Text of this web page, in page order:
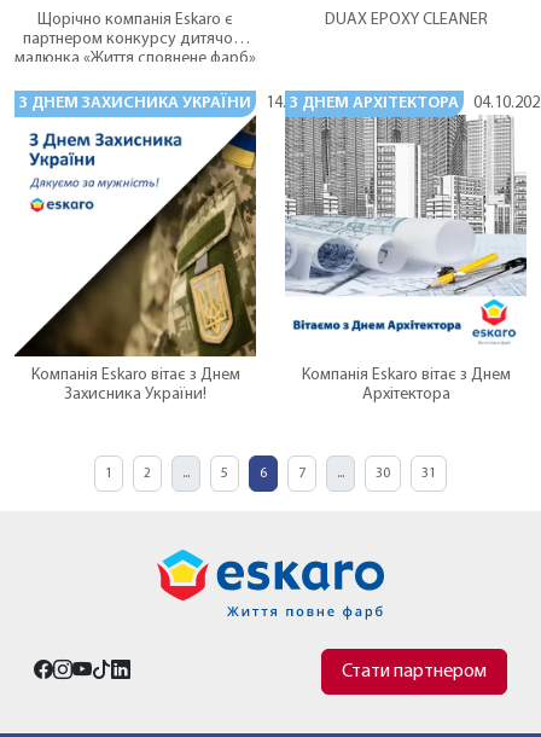
Щорічно компанія Eskaro є
партнером конкурсу дитячого
малюнка «Життя сповнене фарб»
Чорноморському ліцеї.
DUAX EPOXY СLEANER
З ДНЕМ ЗАХИСНИКА УКРАЇНИ 14.10.2021
Компанія Eskaro вітає з Днем
Захисника України!
З ДНЕМ АРХІТЕКТОРА
Компанія Eskaro вітає з Днем
Архітектора
1 2 ... 5 6 7 ... 30 31
Стати партнером